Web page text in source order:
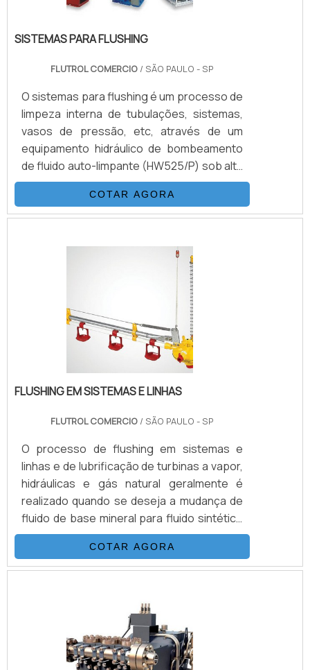
SISTEMAS PARA FLUSHING
FLUTROL COMERCIO / SÃO PAULO - SP
O sistemas para flushing é um processo de
limpeza interna de tubulações, sistemas,
vasos de pressão, etc, através de um
equipamento hidráulico de bombeamento
de fluido auto-limpante (HW525/P) sob alta
pressão e vazão. Com objetivo de obter
uma classe de limpeza desejada de acordo
com os procedimentos pré-estabelecidos
COM ESTE TIPO DE PRODUTOAbaixo, é
possível conferir quais as vantagens em
contar com este tipo de equipamento:
Melhor custo-benefício do mercado.
COTAR AGORA
FLUSHING EM SISTEMAS E LINHAS
FLUTROL COMERCIO / SÃO PAULO - SP
O processo de flushing em sistemas e
linhas e de lubrificação de turbinas a vapor,
hidráulicas e gás natural geralmente é
realizado quando se deseja a mudança de
fluido de base mineral para fluido sintético
ou entre fluidos minerais ou sintéticos de
diferentes fornecedores. Mão de obra
especializada de acordo com a norma NAS-
Equipamentos para venda ou locação Entre
outros.DETALHES BÁSICOS SOBRE O
PRODUTOO serviço é importante para
diversos setores, como por.
COTAR AGORA